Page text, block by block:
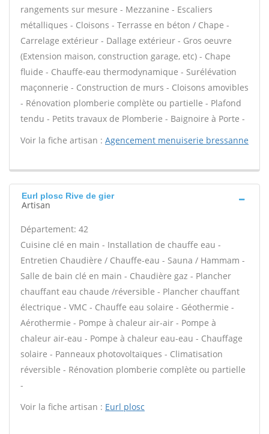
rangements sur mesure - Mezzanine - Escaliers
métalliques - Cloisons - Terrasse en béton / Chape -
Carrelage extérieur - Dallage extérieur - Gros oeuvre
(Extension maison, construction garage, etc) - Chape
fluide - Chauffe-eau thermodynamique - Surélévation
maçonnerie - Construction de murs - Cloisons amovibles
- Rénovation plomberie complète ou partielle - Plafond
tendu - Petits travaux de Plomberie - Baignoire à Porte -
Voir la fiche artisan : Agencement menuiserie bressanne
Eurl plosc Rive de gier
Artisan
Département: 42
Cuisine clé en main - Installation de chauffe eau -
Entretien Chaudière / Chauffe-eau - Sauna / Hammam -
Salle de bain clé en main - Chaudière gaz - Plancher
chauffant eau chaude /réversible - Plancher chauffant
électrique - VMC - Chauffe eau solaire - Géothermie -
Aérothermie - Pompe à chaleur air-air - Pompe à
chaleur air-eau - Pompe à chaleur eau-eau - Chauffage
solaire - Panneaux photovoltaïques - Climatisation
réversible - Rénovation plomberie complète ou partielle
-
Voir la fiche artisan : Eurl plosc